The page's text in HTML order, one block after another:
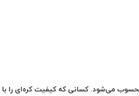
کوییک و پژو 405 گزینه‌ای مقرون‌به‌صرفه محسوب می‌شود. کسانی که کیفیت